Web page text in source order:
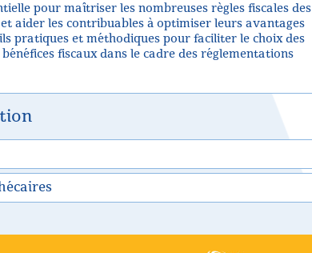
pour maîtriser les nombreuses règles fiscales des
aider les contribuables à optimiser leurs avantages
pratiques et méthodiques pour faciliter le choix des
fiscaux dans le cadre des réglementations